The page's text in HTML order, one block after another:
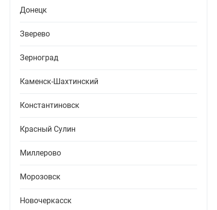
Донецк
Зверево
Зерноград
Каменск-Шахтинский
Константиновск
Красный Сулин
Миллерово
Морозовск
Новочеркасск